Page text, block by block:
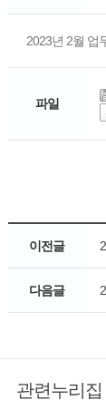
2023년 2월 업
파일
이전글
다음글
관련누리집